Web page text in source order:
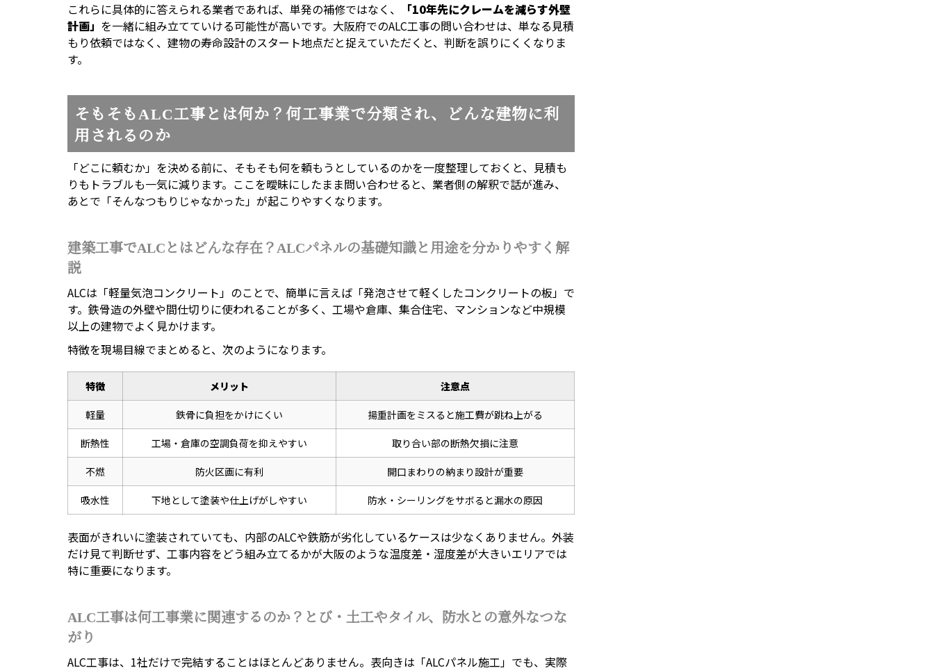
これらに具体的に答えられる業者であれば、単発の補修ではなく、
「10年先にクレームを減らす外壁
計画」 を一緒に組み立てていける可能性が高いです。大阪府でのALC工事の問い合わせは、単なる見積
もり依頼ではなく、建物の寿命設計のスタート地点だと捉えていただくと、判断を誤りにくくなりま
す。
そもそもALC工事とは何か？何工事業で分類され、どんな建物に利
用されるのか
「どこに頼むか」を決める前に、そもそも何を頼もうとしているのかを一度整理しておくと、見積も
りもトラブルも一気に減ります。ここを曖昧にしたまま問い合わせると、業者側の解釈で話が進み、
あとで「そんなつもりじゃなかった」が起こりやすくなります。
建築工事でALCとはどんな存在？ALCパネルの基礎知識と用途を分かりやすく解
説
ALCは「軽量気泡コンクリート」のことで、簡単に言えば「発泡させて軽くしたコンクリートの板」で
す。鉄骨造の外壁や間仕切りに使われることが多く、工場や倉庫、集合住宅、マンションなど中規模
以上の建物でよく見かけます。
特徴を現場目線でまとめると、次のようになります。
特徴 メリット 注意点
軽量 鉄骨に負担をかけにくい 揚重計画をミスると施工費が跳ね上がる
断熱性 工場・倉庫の空調負荷を抑えやすい 取り合い部の断熱欠損に注意
不燃 防火区画に有利 開口まわりの納まり設計が重要
吸水性 下地として塗装や仕上げがしやすい 防水・シーリングをサボると漏水の原因
表面がきれいに塗装されていても、内部のALCや鉄筋が劣化しているケースは少なくありません。外装
だけ見て判断せず、工事内容をどう組み立てるかが大阪のような温度差・湿度差が大きいエリアでは
特に重要になります。
ALC工事は何工事業に関連するのか？とび・土工やタイル、防水との意外なつな
がり
ALC工事は、1社だけで完結することはほとんどありません。表向きは「ALCパネル施工」でも、実際